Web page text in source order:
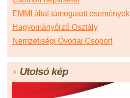
EMMI által támogatott események
Hagyományőrző Osztály
Nemzetiségi Óvodai Csoport
Utolsó kép